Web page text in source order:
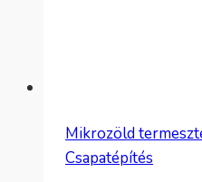
Mikrozöld
Csapatépítés